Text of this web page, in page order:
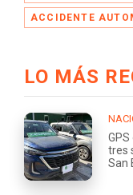
ACCIDENTE
LO MÁS
tres
San